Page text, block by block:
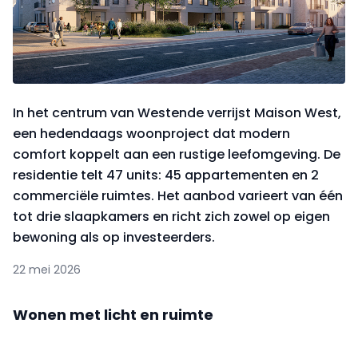
In het centrum van Westende verrijst Maison West,
een hedendaags woonproject dat modern
comfort koppelt aan een rustige leefomgeving. De
residentie telt 47 units: 45 appartementen en 2
commerciële ruimtes. Het aanbod varieert van één
tot drie slaapkamers en richt zich zowel op eigen
bewoning als op investeerders.
22 mei 2026
Wonen met licht en ruimte